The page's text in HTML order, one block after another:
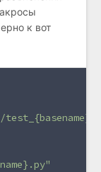
к вот